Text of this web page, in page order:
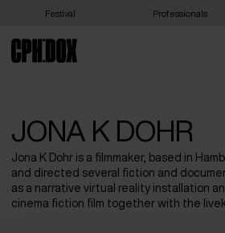
Festival Professionals
JONA K DOHR
Jona K Dohr is a filmmaker, based in
and directed several fiction and
as a narrative virtual reality installation
cinema fiction film together with the